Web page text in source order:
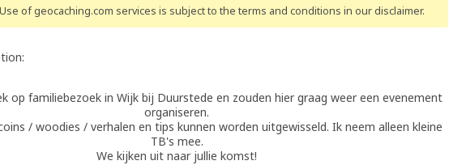
of geocaching.com services is subject to the terms and conditions in our disclaimer.
op familiebezoek in Wijk bij Duurstede en zouden hier graag weer een evenement
organiseren.
/ woodies / verhalen en tips kunnen worden uitgewisseld. Ik neem alleen kleine
TB's mee.
We kijken uit naar jullie komst!